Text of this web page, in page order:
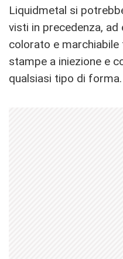
Liquidmetal si
visti in precedenza,
colorato e
stampe a iniezione e
qualsiasi tipo di forma.